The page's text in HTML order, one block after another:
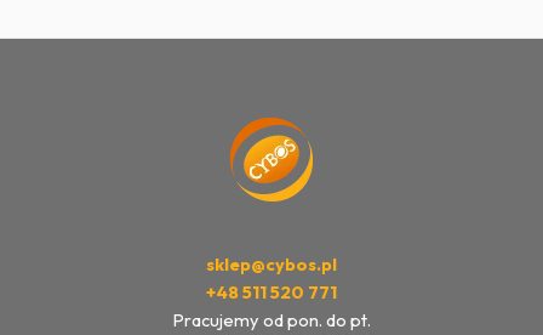
sklep@cybos.pl
+48 511 520 771
Pracujemy od pon. do pt.